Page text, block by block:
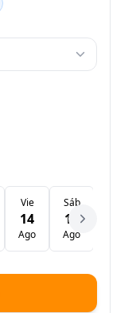
Vie
14
Ago
Sáb
15
Ago